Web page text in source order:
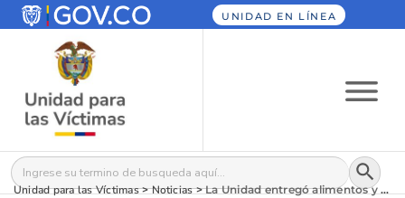
UNIDAD EN LÍNEA
Buscar: Botón
Unidad para las Víctimas>Noticias>La Unidad entregó alimentos y elementos de aseo a 22 familias indígenas en el Valle